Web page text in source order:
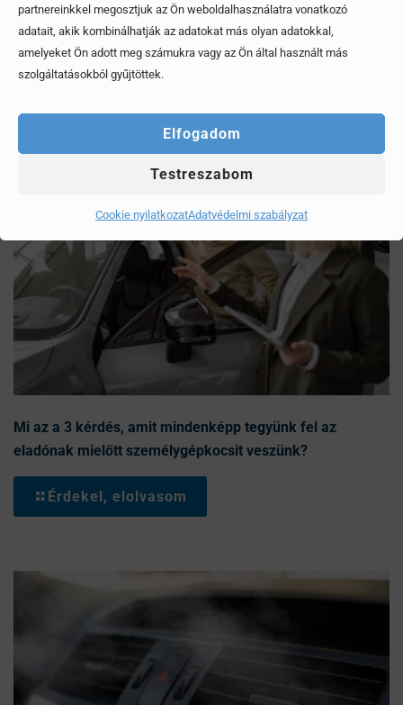
partnereinkkel megosztjuk az Ön weboldalhasználatra vonatkozó
adatait, akik kombinálhatják az adatokat más olyan adatokkal,
amelyeket Ön adott meg számukra vagy az Ön által használt más
szolgáltatásokból gyűjtöttek.
Elfogadom
Testreszabom
Cookie nyilatkozatAdatvédelmi szabályzat
Mítoszok, amiktől mi is csak fogjuk a fejünket
Érdekel, elolvasom
Mi az a 3 kérdés, amit mindenképp tegyünk fel az
eladónak mielőtt személygépkocsit veszünk?
Érdekel, elolvasom